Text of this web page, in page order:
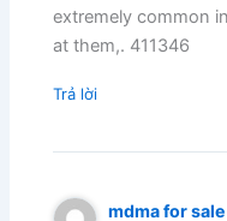
extremely common
at them,. 411346
Trả lời
mdma for